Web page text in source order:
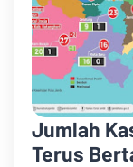
Jumlah
Terus